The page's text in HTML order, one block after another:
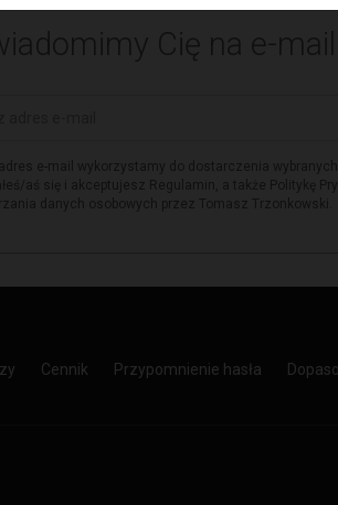
Cennik Przypomnienie hasła